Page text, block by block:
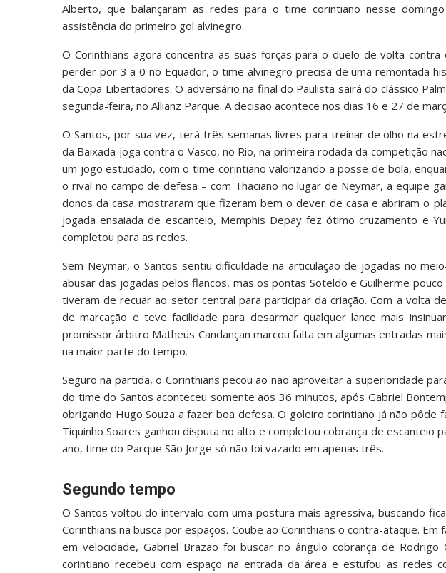
Alberto, que balançaram as redes para o time corintiano nesse
assistência do primeiro gol alvinegro.
O Corinthians agora concentra as suas forças para o duelo de volta contra
perder por 3 a 0 no Equador, o time alvinegro precisa de uma remontada
da Copa Libertadores. O adversário na final do Paulista sairá do clássico
segunda-feira, no Allianz Parque. A decisão acontece nos dias 16 e 27 de
O Santos, por sua vez, terá três semanas livres para treinar de olho na
da Baixada joga contra o Vasco, no Rio, na primeira rodada da competição
um jogo estudado, com o time corintiano valorizando a posse de bola,
o rival no campo de defesa – com Thaciano no lugar de Neymar, a equipe
donos da casa mostraram que fizeram bem o dever de casa e abriram o
jogada ensaiada de escanteio, Memphis Depay fez ótimo cruzamento e
completou para as redes.
Sem Neymar, o Santos sentiu dificuldade na articulação de jogadas no
abusar das jogadas pelos flancos, mas os pontas Soteldo e Guilherme
tiveram de recuar ao setor central para participar da criação. Com a volta
de marcação e teve facilidade para desarmar qualquer lance mais
promissor árbitro Matheus Candançan marcou falta em algumas entradas
na maior parte do tempo.
Seguro na partida, o Corinthians pecou ao não aproveitar a superioridade
do time do Santos aconteceu somente aos 36 minutos, após Gabriel
obrigando Hugo Souza a fazer boa defesa. O goleiro corintiano já não pôde
Tiquinho Soares ganhou disputa no alto e completou cobrança de escanteio
ano, time do Parque São Jorge só não foi vazado em apenas três.
Segundo tempo
O Santos voltou do intervalo com uma postura mais agressiva, buscando
Corinthians na busca por espaços. Coube ao Corinthians o contra-ataque.
em velocidade, Gabriel Brazão foi buscar no ângulo cobrança de
corintiano recebeu com espaço na entrada da área e estufou as redes